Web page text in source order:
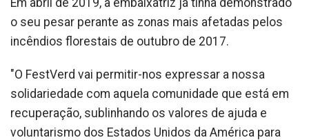
o seu pesar perante as zonas mais afetadas pelos
incêndios florestais de outubro de 2017.
"O FestVerd vai permitir-nos expressar a nossa
solidariedade com aquela comunidade que está em
recuperação, sublinhando os valores de ajuda e
voluntarismo dos Estados Unidos da América para